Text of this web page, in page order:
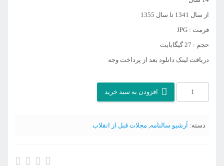
از سال 1341 تا سال 1355
فرمت : JPG
حجم : 27 گیگابایت
دریافت لینک دانلود بعد از پرداخت وجه
افزودن به سبد خرید
دسته: آرشیو سالنامه, مجلات قبل از انقلاب